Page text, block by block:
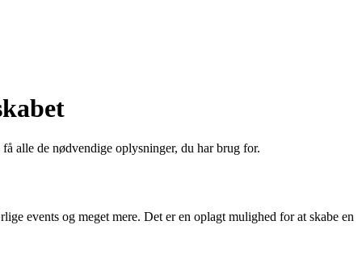
alle de nødvendige oplysninger, du har brug for.
events og meget mere. Det er en oplagt mulighed for at skabe en